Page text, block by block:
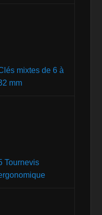
mixtes de 6 à
mm
Tournevis